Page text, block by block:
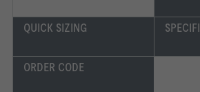
QUICK SIZING
ORDER CODE